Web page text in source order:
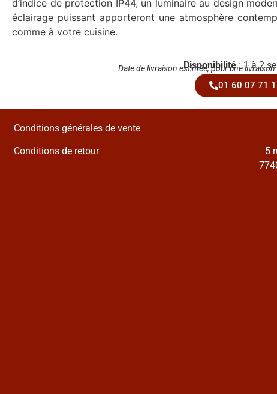
d’indice de protection IP44, un luminaire au design
éclairage puissant apporteront une atmosphère
comme à votre cuisine.
Disponibilité: 1 à 2
Date de livraison estimée, pour une
01 60 07 71
Conditions générales de vente
Conditions de retour
5